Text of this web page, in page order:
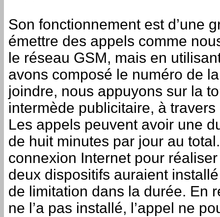
Son fonctionnement est d’une
émettre des appels comme
le réseau GSM, mais en
avons composé le numéro de
joindre, nous appuyons sur la
intermède publicitaire, à
Les appels peuvent avoir une
de huit minutes par jour au
connexion Internet pour
deux dispositifs auraient
de limitation dans la durée. En
ne l’a pas installé, l’appel ne